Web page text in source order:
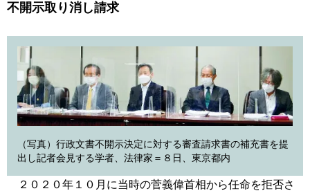
不開示取り消し請求
（写真）行政文書不開示決定に対する審査請求書の補充書を提
出し記者会見する学者、法律家＝８日、東京都内
２０２０年１０月に当時の菅義偉首相から任命を拒否さ